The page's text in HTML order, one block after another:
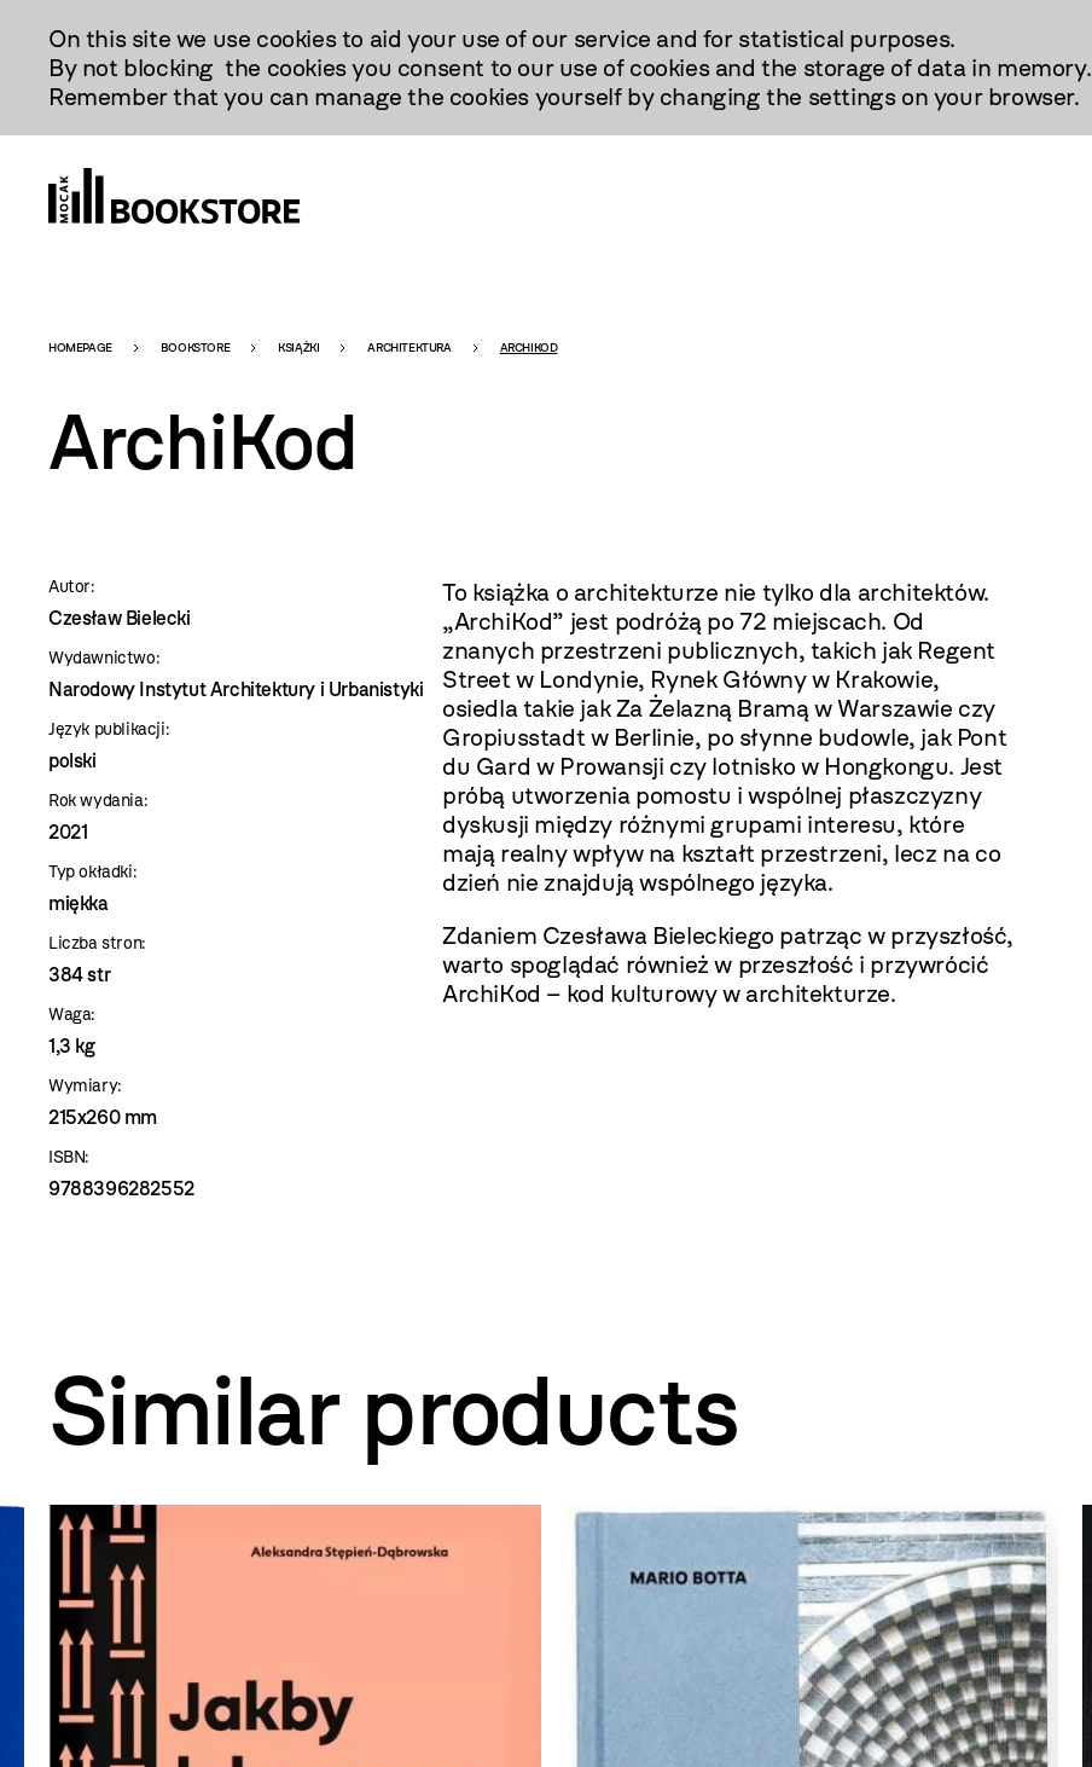
Treści
On this site we use cookies to aid your use of our service and for statistical purposes.
By not blocking the cookies you consent to our use of cookies and the storage of data in memory.
Remember that you can manage the cookies yourself by changing the settings on your browser.
Bookstore
-
szablon
szczegóły
HOMEPAGE BOOKSTORE KSIĄŻKI ARCHITEKTURA ARCHIKOD
ArchiKod
Autor:
Czesław Bielecki
Wydawnictwo:
Narodowy Instytut Architektury i Urbanistyki
Język publikacji:
polski
Rok wydania:
2021
Typ okładki:
miękka
Liczba stron:
384 str
Waga:
1,3 kg
Wymiary:
215x260 mm
ISBN:
9788396282552
To książka o architekturze nie tylko dla architektów.
„ArchiKod” jest podróżą po 72 miejscach. Od
znanych przestrzeni publicznych, takich jak Regent
Street w Londynie, Rynek Główny w Krakowie,
osiedla takie jak Za Żelazną Bramą w Warszawie czy
Gropiusstadt w Berlinie, po słynne budowle, jak Pont
du Gard w Prowansji czy lotnisko w Hongkongu. Jest
próbą utworzenia pomostu i wspólnej płaszczyzny
dyskusji między różnymi grupami interesu, które
mają realny wpływ na kształt przestrzeni, lecz na co
dzień nie znajdują wspólnego języka.
Zdaniem Czesława Bieleckiego patrząc w przyszłość,
warto spoglądać również w przeszłość i przywrócić
ArchiKod – kod kulturowy w architekturze.
Similar products